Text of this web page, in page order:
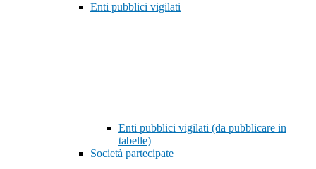
Enti pubblici vigilati
Enti pubblici vigilati (da pubblicare in
tabelle)
Società partecipate